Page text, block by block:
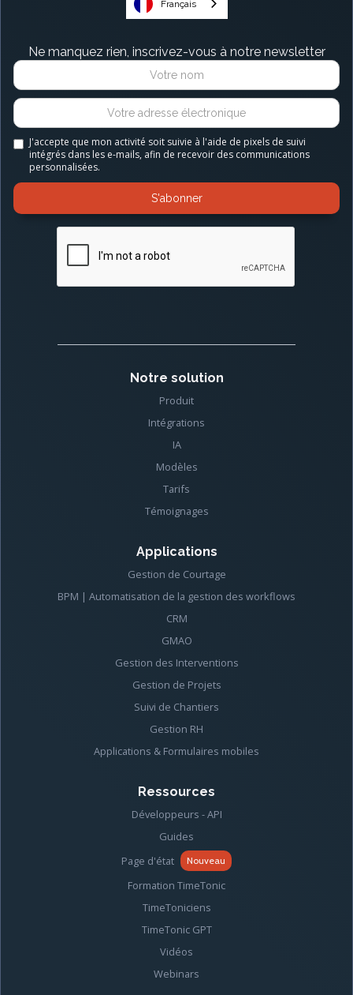
Français
Ne manquez rien, inscrivez-vous à notre newsletter
J'accepte que mon activité soit suivie à l'aide de pixels de suivi
intégrés dans les e-mails, afin de recevoir des communications
personnalisées.
Notre solution
Produit
Intégrations
IA
Modèles
Tarifs
Témoignages
Applications
Gestion de Courtage
BPM | Automatisation de la gestion des workflows
CRM
GMAO
Gestion des Interventions
Gestion de Projets
Suivi de Chantiers
Gestion RH
Applications & Formulaires mobiles
Ressources
Développeurs - API
Guides
Page d'état
Nouveau
Formation TimeTonic
TimeToniciens
TimeTonic GPT
Vidéos
Webinars